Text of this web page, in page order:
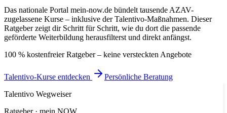
Das nationale Portal mein-now.de bündelt tausende AZAV-
zugelassene Kurse – inklusive der Talentivo-Maßnahmen. Dieser
Ratgeber zeigt dir Schritt für Schritt, wie du dort die passende
geförderte Weiterbildung herausfilterst und direkt anfängst.
100 % kostenfreier Ratgeber – keine versteckten Angebote
Talentivo-Kurse entdecken
Persönliche Beratung
Talentivo Wegweiser
Ratgeber · mein NOW